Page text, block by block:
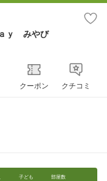
ｙ みやび
クーポン クチコミ
子ども 部屋数